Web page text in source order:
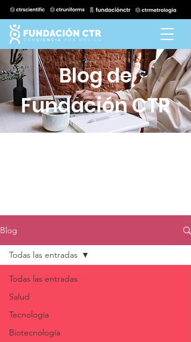
Blog de
Fundación CTR
Blog
Todas las entradas
Salud
Tecnología
Biotecnología
Todas las entradas